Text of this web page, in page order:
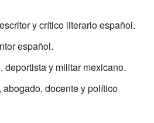
y crítico literario español.
español.
deportista y militar mexicano.
abogado, docente y político